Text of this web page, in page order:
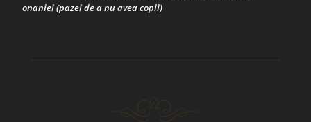
onaniei (pazei de a nu avea copii)